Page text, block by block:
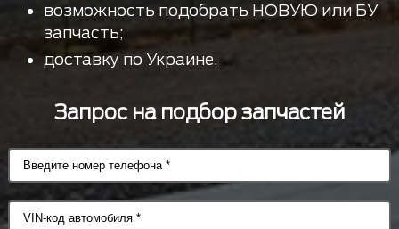
возможность подобрать НОВУЮ или БУ
запчасть;
доставку по Украине.
Запрос на подбор запчастей